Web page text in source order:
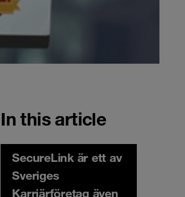
In this article
SecureLink är ett av
Sveriges
Karriärföretag även